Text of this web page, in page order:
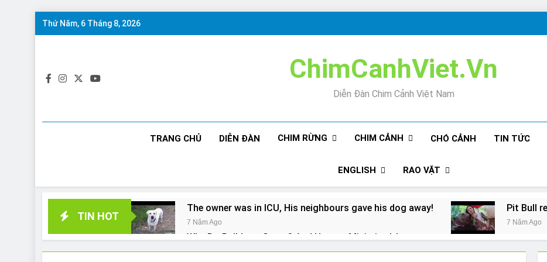
Skip
Thứ Năm, 6 Tháng 8, 2026
ChimCanhViet.Vn
Diễn Đàn Chim Cảnh Việt Nam
TRANG CHỦ DIỄN ĐÀN CHIM RỪNG CHIM CẢNH CHÓ CẢNH TIN TỨC
ENGLISH RAO VẶT
TIN HOT
The owner was in ICU, His neighbours gave his dog away!
7 Năm Ago
Pit Bull
7 Năm Ago
Why Do Bulldogs Snore? And How to Minimize It!
7 Năm Ago